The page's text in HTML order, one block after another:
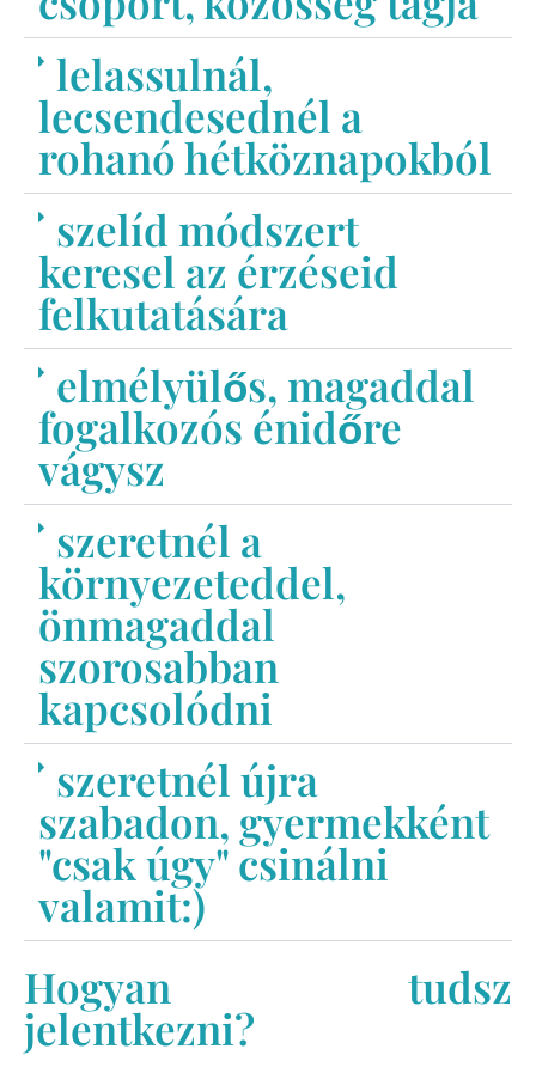
lelassulnál,
lecsendesednél a
rohanó hétköznapokból
szelíd módszert
keresel az érzéseid
felkutatására
elmélyülős, magaddal
fogalkozós énidőre
vágysz
szeretnél a
környezeteddel,
önmagaddal
szorosabban
kapcsolódni
szeretnél újra
szabadon, gyermekként
"csak úgy" csinálni
valamit:)
Hogyan tudsz
jelentkezni?